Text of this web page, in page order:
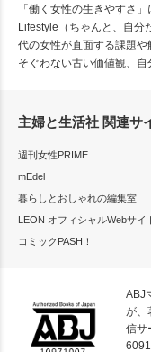
「働く女性の生きやすさ
Lifestyle（ちゃんと、自分
代の女性が直面する課題
そぐわない古い価値観、自
主婦と生活社 関連サ
週刊女性PRIME
mEdel
暮らしとおしゃれの編集室
LEON オフィシャルWebサイ
コミックPASH！
ABJ
が、
信サ